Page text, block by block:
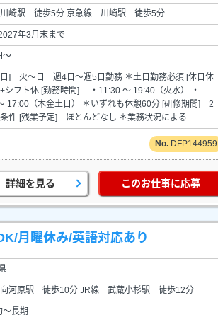
崎駅 徒歩5分 京急線 川崎駅 徒歩5分
年3月末まで
～
] 火～日 週4日～週5日勤務 ＊土日勤務必須 [休日休
フト休 [勤務時間] ・11:30 ～ 19:40（火水） ・
17:00（木金土日） ＊いずれも休憩60分 [研修期間] 2
条件 [残業予定] ほとんどなし ＊業務状況による
DFP144959
詳細を見る このお仕事に応募
月曜休み/英語対応あり
河原駅 徒歩10分 JR線 武蔵小杉駅 徒歩12分
～長期